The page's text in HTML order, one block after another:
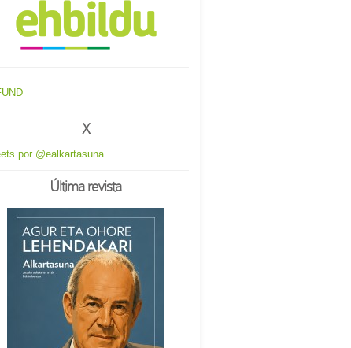
X
por @ealkartasuna
Última revista